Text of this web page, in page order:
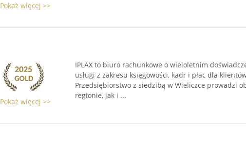
Pokaż więcej >>
Pokaż więcej >>
IPLAX to biuro rachunkowe o wieloletnim
usługi z zakresu księgowości, kadr i płac dla
Przedsiębiorstwo z siedzibą w Wieliczce prowadzi
regionie, jak i ...